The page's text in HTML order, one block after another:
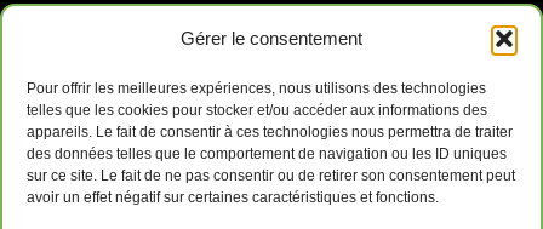
Gérer le consentement
Pour offrir les meilleures expériences, nous utilisons des technologies
telles que les cookies pour stocker et/ou accéder aux informations des
appareils. Le fait de consentir à ces technologies nous permettra de traiter
des données telles que le comportement de navigation ou les ID uniques
sur ce site. Le fait de ne pas consentir ou de retirer son consentement peut
avoir un effet négatif sur certaines caractéristiques et fonctions.